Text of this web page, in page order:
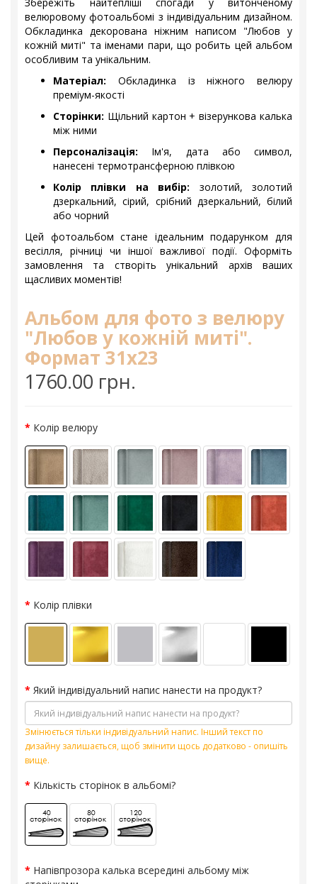
велюровому фотоальбомі з індивідуальним дизайном.
Обкладинка декорована ніжним написом "Любов у
кожній миті" та іменами пари, що робить цей альбом
особливим та унікальним.
Матеріал: Обкладинка із ніжного велюру
преміум-якості
Сторінки: Щільний картон + візерункова калька
між ними
Персоналізація: Ім'я, дата або символ,
нанесені термотрансферною плівкою
Колір плівки на вибір: золотий, золотий
дзеркальний, сірий, срібний дзеркальний, білий
або чорний
Цей фотоальбом стане ідеальним подарунком для
весілля, річниці чи іншої важливої події. Оформіть
замовлення та створіть унікальний архів ваших
щасливих моментів!
Альбом для фото з велюру
"Любов у кожній миті".
Формат 31х23
1760.00 грн.
Колір велюру
Колір плівки
Який індивідуальний напис нанести на продукт?
Змінюється тільки індивідуальний напис. Інший текст по
дизайну залишається, щоб змінити щось додатково - опишіть
вище.
Кількість сторінок в альбомі?
Напівпрозора калька всередині альбому між